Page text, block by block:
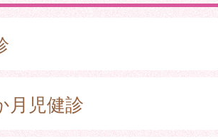
月児健診